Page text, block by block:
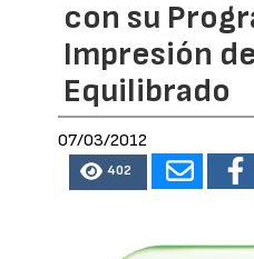
con su
Impresión
Equilibrado
07/03/2012
402